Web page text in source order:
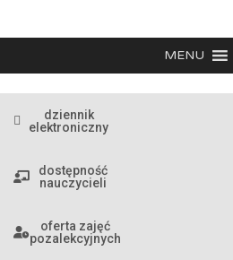
MENU
dziennik
elektroniczny
dostępność
nauczycieli
oferta zajęć
pozalekcyjnych